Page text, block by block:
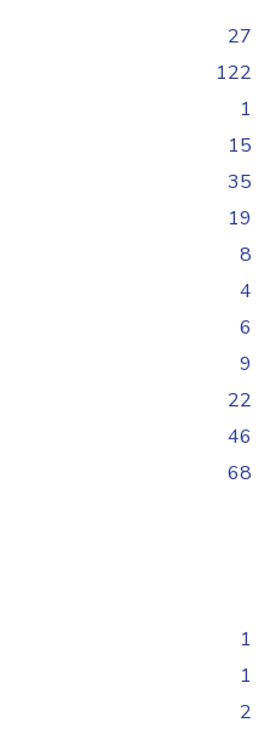
27
122
1
15
35
19
8
4
6
9
22
46
68
1
1
2